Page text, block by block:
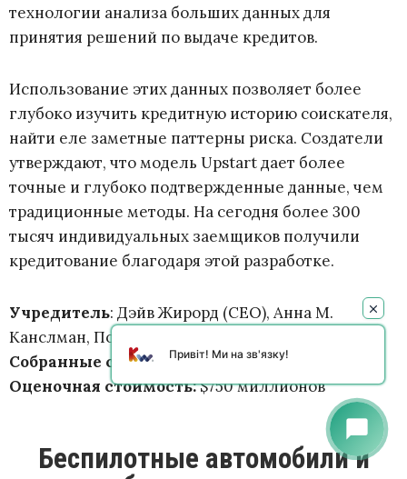
технологии анализа больших данных для
принятия решений по выдаче кредитов.
Использование этих данных позволяет более
глубоко изучить кредитную историю соискателя,
найти еле заметные паттерны риска. Создатели
утверждают, что модель Upstart дает более
точные и глубоко подтвержденные данные, чем
традиционные методы. На сегодня более 300
тысяч индивидуальных заемщиков получили
кредитование благодаря этой разработке.
Учредитель: Дэйв Жирорд (CEO), Анна М.
Канслман, Поль Гу
Собранные средства: $164 миллиона
Оценочная стоимость:$750 миллионов
Беспилотные автомобили и
Привіт! Ми на зв'язку!
chat_bubble